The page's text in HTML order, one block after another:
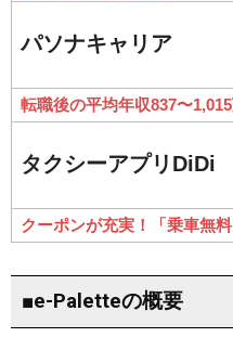
パソナキャリア
転職後の平均年収837〜
タクシーアプリDiDi
クーポンが充実！「乗車無
■e-Paletteの概要